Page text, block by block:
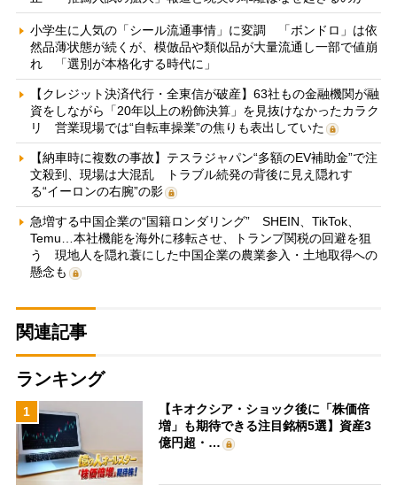
小学生に人気の「シール流通事情」に変調 「ボンドロ」は依
然品薄状態が続くが、模倣品や類似品が大量流通し一部で値崩
れ 「選別が本格化する時代に」
【クレジット決済代行・全東信が破産】63社もの金融機関が融
資をしながら「20年以上の粉飾決算」を見抜けなかったカラク
リ 営業現場では“自転車操業”の焦りも表出していた
【納車時に複数の事故】テスラジャパン“多額のEV補助金”で注
文殺到、現場は大混乱 トラブル続発の背後に見え隠れす
る“イーロンの右腕”の影
急増する中国企業の“国籍ロンダリング” SHEIN、TikTok、
Temu…本社機能を海外に移転させ、トランプ関税の回避を狙
う 現地人を隠れ蓑にした中国企業の農業参入・土地取得への
懸念も
関連記事
ランキング
1
【キオクシア・ショック後に「株価倍
増」も期待できる注目銘柄5選】資産3
億円超・…